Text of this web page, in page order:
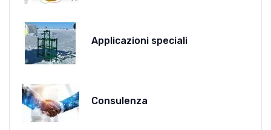
Applicazioni speciali
Consulenza